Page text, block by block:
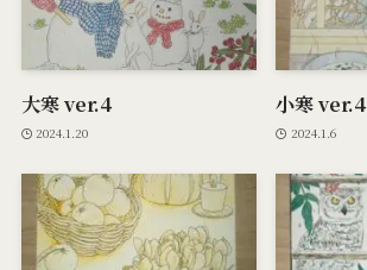
大寒 ver.4
2024.1.20
小寒 ver.4
2024.1.6